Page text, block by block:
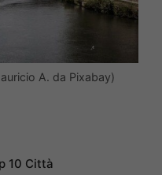
A. da Pixabay)
10 Città